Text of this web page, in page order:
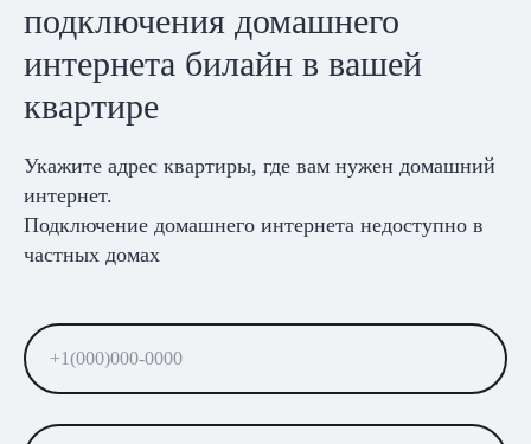
подключения домашнего
интернета билайн в вашей
квартире
Укажите адрес квартиры, где вам нужен домашний
интернет.
Подключение домашнего интернета недоступно в
частных домах